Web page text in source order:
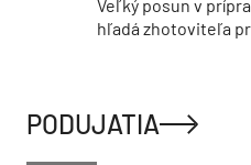
Veľký posun v
hľadá zhotoviteľa
PODUJATIA